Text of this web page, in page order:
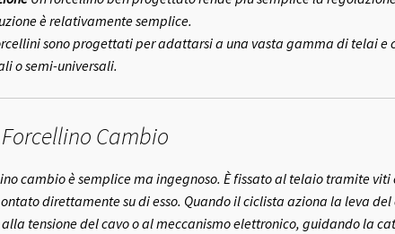
è relativamente semplice.
sono progettati per adattarsi a una vasta gamma di telai e
o semi-universali.
Cambio
cambio è semplice ma ingegnoso. È fissato al telaio tramite viti
direttamente su di esso. Quando il ciclista aziona la leva
tensione del cavo o al meccanismo elettronico, guidando la